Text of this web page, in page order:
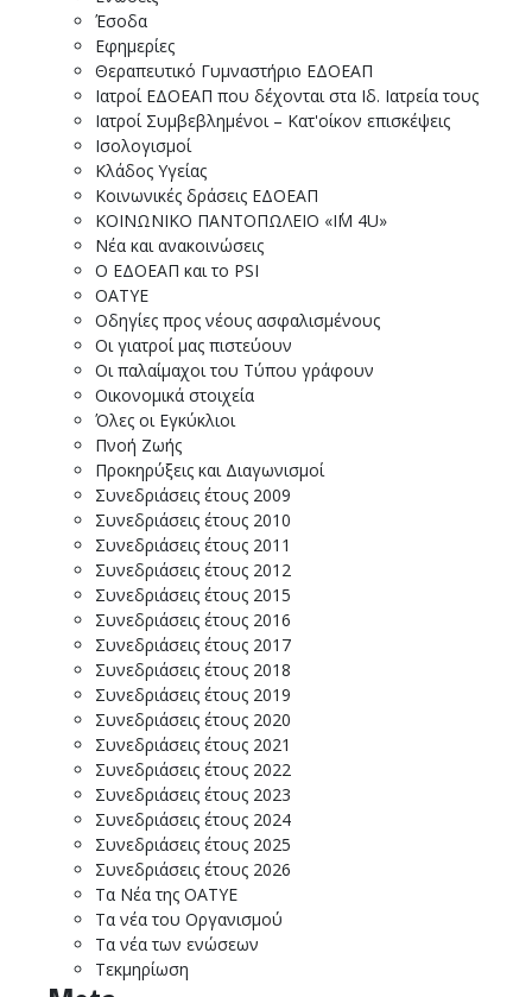
Έσοδα
Εφημερίες
Θεραπευτικό Γυμναστήριο ΕΔΟΕΑΠ
Ιατροί ΕΔΟΕΑΠ που δέχονται στα Ιδ. Ιατρεία τους
Ιατροί Συμβεβλημένοι – Κατ'οίκον επισκέψεις
Ισολογισμοί
Κλάδος Υγείας
Κοινωνικές δράσεις ΕΔΟΕΑΠ
ΚΟΙΝΩΝΙΚΟ ΠΑΝΤΟΠΩΛΕΙΟ «I΄M 4U»
Νέα και ανακοινώσεις
Ο ΕΔΟΕΑΠ και το PSI
ΟΑΤΥΕ
Οδηγίες προς νέους ασφαλισμένους
Οι γιατροί μας πιστεύουν
Οι παλαίμαχοι του Τύπου γράφουν
Οικονομικά στοιχεία
Όλες οι Εγκύκλιοι
Πνοή Ζωής
Προκηρύξεις και Διαγωνισμοί
Συνεδριάσεις έτους 2009
Συνεδριάσεις έτους 2010
Συνεδριάσεις έτους 2011
Συνεδριάσεις έτους 2012
Συνεδριάσεις έτους 2015
Συνεδριάσεις έτους 2016
Συνεδριάσεις έτους 2017
Συνεδριάσεις έτους 2018
Συνεδριάσεις έτους 2019
Συνεδριάσεις έτους 2020
Συνεδριάσεις έτους 2021
Συνεδριάσεις έτους 2022
Συνεδριάσεις έτους 2023
Συνεδριάσεις έτους 2024
Συνεδριάσεις έτους 2025
Συνεδριάσεις έτους 2026
Τα Νέα της ΟΑΤΥΕ
Τα νέα του Οργανισμού
Τα νέα των ενώσεων
Τεκμηρίωση